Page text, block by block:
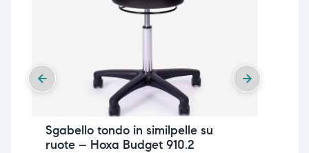
Sgabello tondo in similpelle su
ruote – Hoxa Budget 910.2